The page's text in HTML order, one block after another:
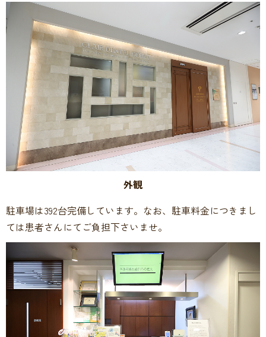
外観
駐車場は392台完備しています。なお、駐車料金につきまし
ては患者さんにてご負担下さいませ。